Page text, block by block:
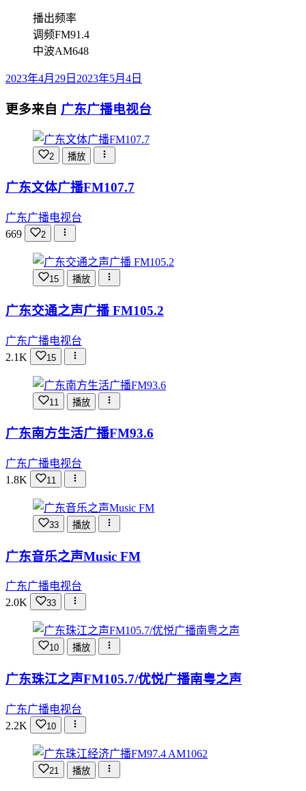
播出频率
调频FM91.4
中波AM648
2023年4月29日 2023年5月4日
更多来自 广东广播电视台
2 播放
广东文体广播FM107.7
广东广播电视台
669
2
15 播放
广东交通之声广播 FM105.2
广东广播电视台
2.1K
15
11 播放
广东南方生活广播FM93.6
广东广播电视台
1.8K
11
33 播放
广东音乐之声Music FM
广东广播电视台
2.0K
33
10 播放
广东珠江之声FM105.7/优悦广播南粤之声
广东广播电视台
2.2K
10
21 播放